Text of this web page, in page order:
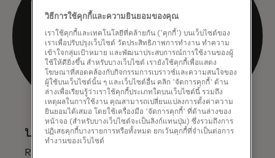
บล็อกเชนรุ่นใหม่ – และระบบธนาคาร
Raj Dhamodharan จาก Mastercard กล่าวว่า
วิธีการใช้คุกกี้และความยินยอมของคุณ
เราใช้คุกกี้และเทคโนโลยีที่คล้ายกัน ('คุกกี้') บนเว็บไซต์ของ
เราเพื่อปรับปรุงเว็บไซต์ วัดประสิทธิภาพการทำงาน ทำความ
เข้าใจกลุ่มเป้าหมาย และพัฒนาประสบการณ์การใช้งานของผู้
ใช้ให้ดียิ่งขึ้น สำหรับบางเว็บไซต์ เรายังใช้คุกกี้เพื่อแสดง
โฆษณาที่สอดคล้องกับกิจกรรมการเบราวซ์และความสนใจของ
ผู้ใช้บนเว็บไซต์นั้น ๆ และเว็บไซต์อื่น คลิก 'จัดการคุกกี้' ด้าน
ล่างเพื่อเรียนรู้ว่าเราใช้คุกกี้ประเภทใดบนเว็บไซต์นี้ รวมถึง
เหตุผลในการใช้งาน คุณสามารถเปลี่ยนแปลงการตั้งค่าความ
ยินยอมได้เสมอ โดยใช้เครื่องมือ 'จัดการคุกกี้' ที่ด้านล่างของ
หน้าจอ (สำหรับบางเว็บไซต์จะเป็นลิงก์แทนปุ่ม) ซึ่งรวมถึงการ
ปฏิเสธคุกกี้บางรายการหรือทั้งหมด ยกเว้นคุกกี้ที่จำเป็นต่อการ
ทำงานของเว็บไซต์